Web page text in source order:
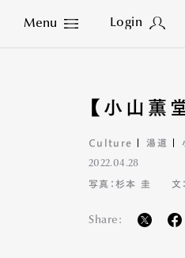
Menu Login
Close
【小山薫
Culture 湯道
2022.04.28
写真：杉本 圭 文
Share: